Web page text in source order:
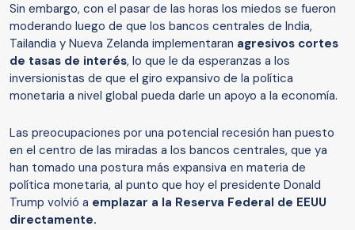
Sin embargo, con el pasar de las horas los miedos se fueron
moderando luego de que los bancos centrales de India,
Tailandia y Nueva Zelanda implementaran agresivos cortes
de tasas de interés, lo que le da esperanzas a los
inversionistas de que el giro expansivo de la política
monetaria a nivel global pueda darle un apoyo a la economía.
Las preocupaciones por una potencial recesión han puesto
en el centro de las miradas a los bancos centrales, que ya
han tomado una postura más expansiva en materia de
política monetaria, al punto que hoy el presidente Donald
Trump volvió a emplazar a la Reserva Federal de EEUU
directamente.